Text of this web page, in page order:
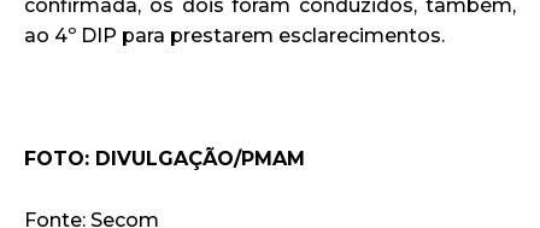
confirmada, os dois foram conduzidos, também,
ao 4º DIP para prestarem esclarecimentos.
FOTO: DIVULGAÇÃO/PMAM
Fonte: Secom